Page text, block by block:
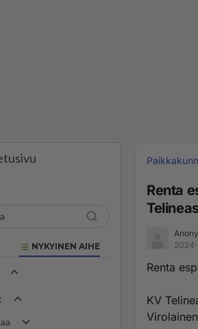
NYKYINEN AIHE
Renta
Renta
KV